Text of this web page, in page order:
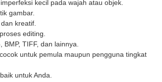
kecil pada wajah atau objek.
gambar.
kreatif.
editing.
TIFF, dan lainnya.
untuk pemula maupun pengguna tingkat
untuk Anda.